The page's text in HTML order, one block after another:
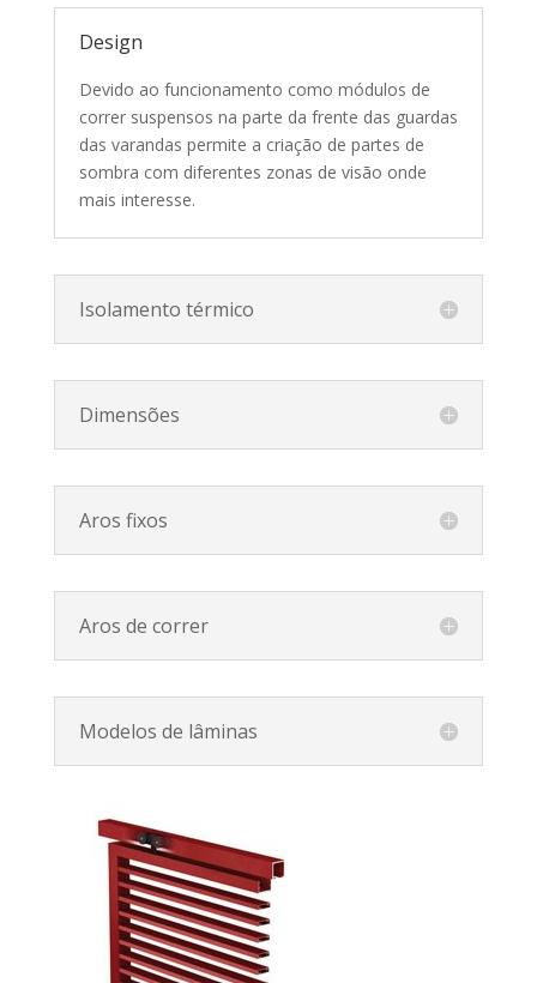
Design
Devido ao funcionamento como módulos de
correr suspensos na parte da frente das guardas
das varandas permite a criação de partes de
sombra com diferentes zonas de visão onde
mais interesse.
Isolamento térmico
Dimensões
Aros fixos
Aros de correr
Modelos de lâminas